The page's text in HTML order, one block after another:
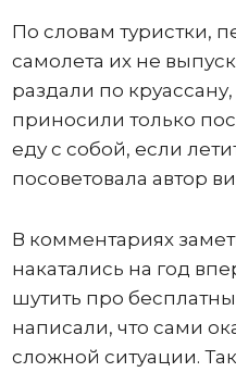
По словам туристки,
самолета их не
раздали по
приносили только
еду с собой, если
посоветовала автор
В комментариях
накатались на год
шутить про
написали, что сами
сложной ситуации.